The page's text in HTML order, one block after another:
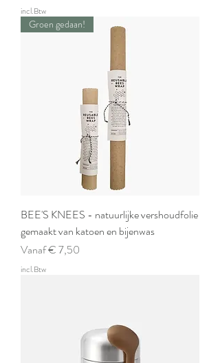
incl.Btw
Groen gedaan!
BEE'S KNEES - natuurlijke vershoudfolie
gemaakt van katoen en bijenwas
Vanaf€ 7,50
Verkoopprijs
incl.Btw